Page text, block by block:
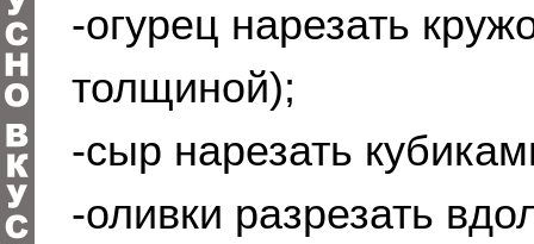
-огурец нарезать
толщиной);
-сыр нарезать
-оливки разрезать